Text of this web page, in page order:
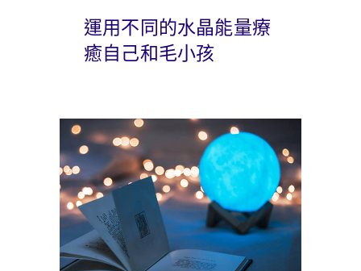
運用不同的水晶能量療
癒自己和毛小孩